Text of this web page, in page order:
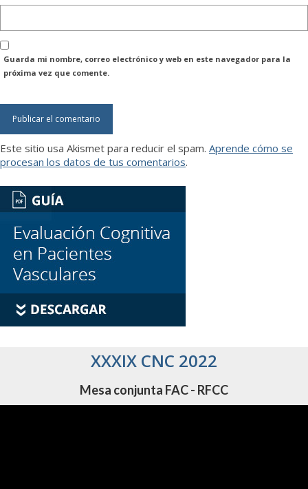
Guarda mi nombre, correo electrónico y web en este navegador para la
próxima vez que comente.
Este sitio usa Akismet para reducir el spam. Aprende cómo se
procesan los datos de tus comentarios.
XXXIX CNC 2022
Mesa conjunta FAC - RFCC